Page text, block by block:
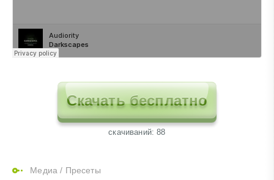
Скачать бесплатно
cкачиваний: 88
Медиа / Пресеты